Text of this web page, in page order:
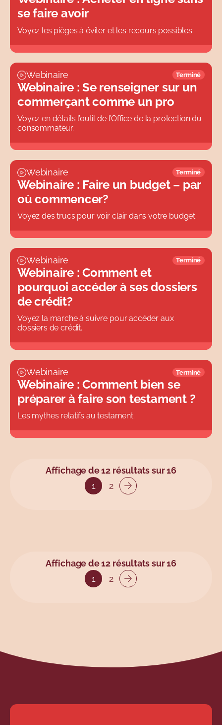
se faire avoir
Voyez les pièges à éviter et les recours possibles.
Webinaire Terminé
Webinaire : Se renseigner sur un
commerçant comme un pro
Voyez en détails l’outil de l’Office de la protection du
consommateur.
Webinaire Terminé
Webinaire : Faire un budget – par
où commencer?
Voyez des trucs pour voir clair dans votre budget.
Webinaire Terminé
Webinaire : Comment et
pourquoi accéder à ses dossiers
de crédit?
Voyez la marche à suivre pour accéder aux
dossiers de crédit.
Webinaire Terminé
Webinaire : Comment bien se
préparer à faire son testament ?
Les mythes relatifs au testament.
Affichage de 12 résultats sur 16
1
2
Affichage de 12 résultats sur 16
1
2